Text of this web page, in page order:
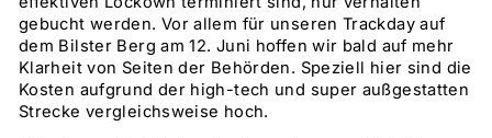
gebucht werden. Vor allem für unseren Trackday auf
dem Bilster Berg am 12. Juni hoffen wir bald auf mehr
Klarheit von Seiten der Behörden. Speziell hier sind die
Kosten aufgrund der high-tech und super außgestatten
Strecke vergleichsweise hoch.